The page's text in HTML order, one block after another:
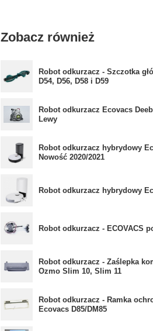
Zobacz również
Robot odkurzacz - Szczotka
D54, D56, D58 i D59
Robot odkurzacz Ecovacs
Lewy
Robot odkurzacz hybrydowy
Nowość 2020/2021
Robot odkurzacz hybrydowy
Robot odkurzacz - ECOVACS
Robot odkurzacz - Zaślepka
Ozmo Slim 10, Slim 11
Robot odkurzacz - Ramka
Ecovacs D85/DM85